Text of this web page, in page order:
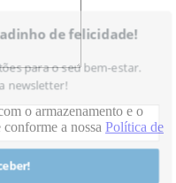
o armazenamento e o
conforme a nossa Política de
de felicidade!
para o seu bem-estar.
newsletter!